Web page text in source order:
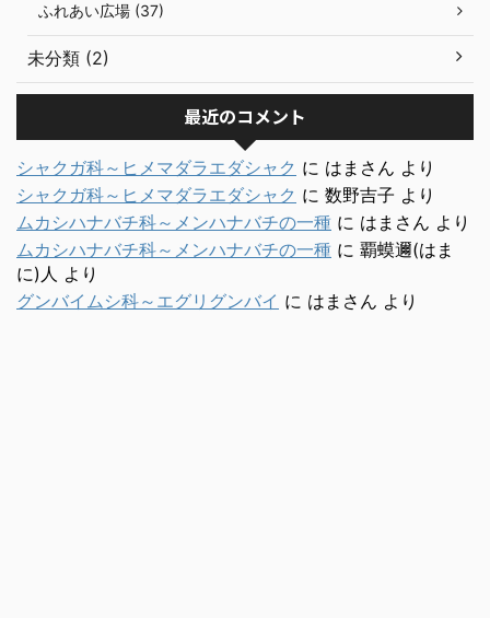
ふれあい広場 (37)
未分類 (2)
最近のコメント
シャクガ科～ヒメマダラエダシャク に はまさん より
シャクガ科～ヒメマダラエダシャク に 数野吉子 より
ムカシハナバチ科～メンハナバチの一種 に はまさん より
ムカシハナバチ科～メンハナバチの一種 に 覇蟆邇(はま
に)人 より
グンバイムシ科～エグリグンバイ に はまさん より